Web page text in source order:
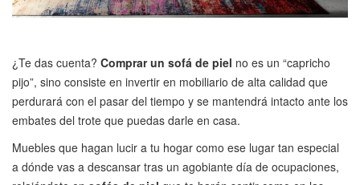
¿Te das cuenta? Comprar un sofá de piel no es un “capricho
pijo”, sino consiste en invertir en mobiliario de alta calidad que
perdurará con el pasar del tiempo y se mantendrá intacto ante los
embates del trote que puedas darle en casa.
Muebles que hagan lucir a tu hogar como ese lugar tan especial
a dónde vas a descansar tras un agobiante día de ocupaciones,